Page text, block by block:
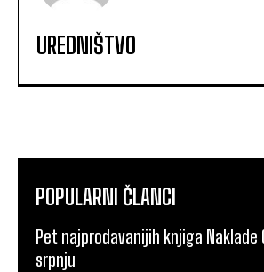
UREDNIŠTVO
POPULARNI ČLANCI
Pet najprodavanijih knjiga Naklade
srpnju